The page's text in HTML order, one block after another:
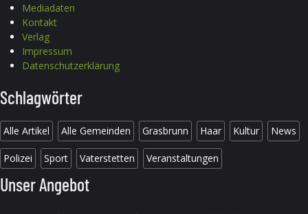
Mediadaten
Kontakt
Verlag
Impressum
Datenschutzerklärung
Schlagwörter
Alle Artikel Alle Gemeinden Grasbrunn Haar Kultur News
Polizei Sport Vaterstetten Veranstaltungen
Unser Angebot